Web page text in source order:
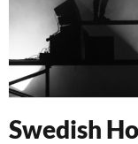
Swedish